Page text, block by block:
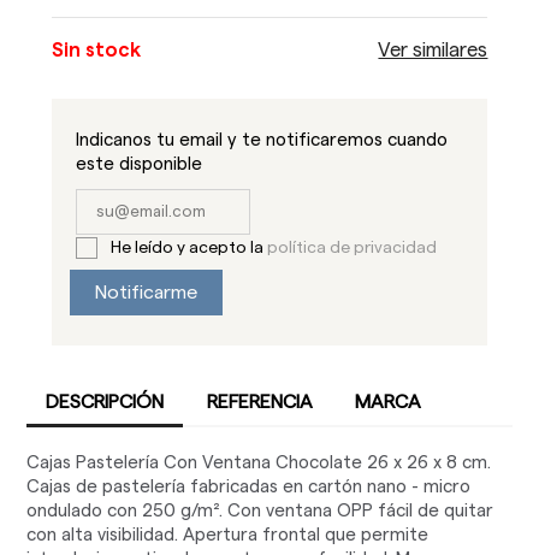
Sin stock Ver similares
Indicanos tu email y te notificaremos cuando
este disponible
He leído y acepto la política de privacidad
Notificarme
DESCRIPCIÓN REFERENCIA MARCA
Cajas Pastelería Con Ventana Chocolate 26 x 26 x 8 cm.
Cajas de pastelería fabricadas en cartón nano - micro
ondulado con 250 g/m². Con ventana OPP fácil de quitar
con alta visibilidad. Apertura frontal que permite